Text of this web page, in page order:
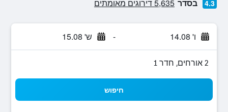
4.3 בסדר 5,635 דירוגים מאומתים
ו' 14.08 - ש' 15.08
2 אורחים, חדר 1
חיפוש